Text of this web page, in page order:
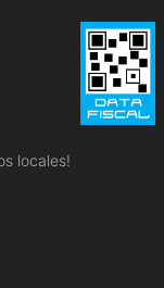
locales!